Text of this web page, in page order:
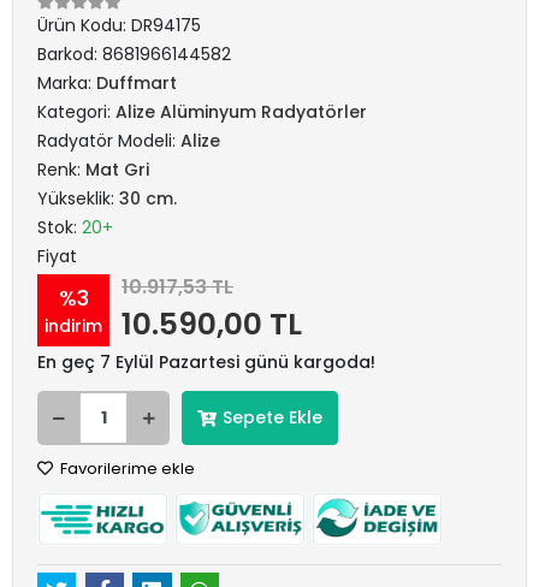
Ürün Kodu: DR94175
Barkod: 8681966144582
Marka: Duffmart
Kategori: Alize Alüminyum Radyatörler
Radyatör Modeli: Alize
Renk: Mat Gri
Yükseklik: 30 cm.
Stok: 20+
Fiyat
%3
indirim
10.917,53 TL
10.590,00 TL
En geç 7 Eylül Pazartesi günü kargoda!
Sepete Ekle
Favorilerime ekle